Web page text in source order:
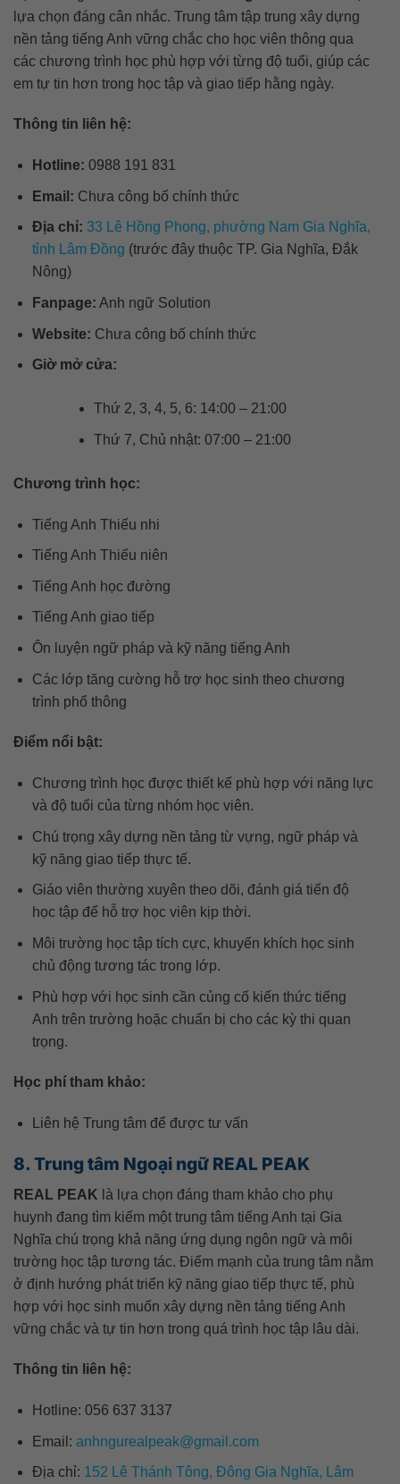
lựa chọn đáng cân nhắc. Trung tâm tập trung xây dựng
nền tảng tiếng Anh vững chắc cho học viên thông qua
các chương trình học phù hợp với từng độ tuổi, giúp các
em tự tin hơn trong học tập và giao tiếp hằng ngày.
Thông tin liên hệ:
Hotline: 0988 191 831
Email: Chưa công bố chính thức
Địa chỉ: 33 Lê Hồng Phong, phường Nam Gia Nghĩa,
tỉnh Lâm Đồng (trước đây thuộc TP. Gia Nghĩa, Đắk
Nông)
Fanpage: Anh ngữ Solution
Website: Chưa công bố chính thức
Giờ mở cửa:
Thứ 2, 3, 4, 5, 6: 14:00 – 21:00
Thứ 7, Chủ nhật: 07:00 – 21:00
Chương trình học:
Tiếng Anh Thiếu nhi
Tiếng Anh Thiếu niên
Tiếng Anh học đường
Tiếng Anh giao tiếp
Ôn luyện ngữ pháp và kỹ năng tiếng Anh
Các lớp tăng cường hỗ trợ học sinh theo chương
trình phổ thông
Điểm nổi bật:
Chương trình học được thiết kế phù hợp với năng lực
và độ tuổi của từng nhóm học viên.
Chú trọng xây dựng nền tảng từ vựng, ngữ pháp và
kỹ năng giao tiếp thực tế.
Giáo viên thường xuyên theo dõi, đánh giá tiến độ
học tập để hỗ trợ học viên kịp thời.
Môi trường học tập tích cực, khuyến khích học sinh
chủ động tương tác trong lớp.
Phù hợp với học sinh cần củng cố kiến thức tiếng
Anh trên trường hoặc chuẩn bị cho các kỳ thi quan
trọng.
Học phí tham khảo:
Liên hệ Trung tâm để được tư vấn
8. Trung tâm Ngoại ngữ REAL PEAK
REAL PEAK là lựa chọn đáng tham khảo cho phụ
huynh đang tìm kiếm một trung tâm tiếng Anh tại Gia
Nghĩa chú trọng khả năng ứng dụng ngôn ngữ và môi
trường học tập tương tác. Điểm mạnh của trung tâm nằm
ở định hướng phát triển kỹ năng giao tiếp thực tế, phù
hợp với học sinh muốn xây dựng nền tảng tiếng Anh
vững chắc và tự tin hơn trong quá trình học tập lâu dài.
Thông tin liên hệ:
Hotline: 056 637 3137
Email: anhngurealpeak@gmail.com
Địa chỉ: 152 Lê Thánh Tông, Đông Gia Nghĩa, Lâm